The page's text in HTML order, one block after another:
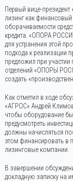
Первый вице-
лизинг как финансовый
оборачиваемости
кредита. «ОПОРА
для устранения этой
подхода к реализации
предложил при
отделений «ОПОРЫ
создать
Как отметил в ходе
«АГРОС» Андрей
чтобы оборудование
предусмотреть
должны начисляться
этом финансировать в
лизинговые компании.
В завершении
докладную записку на